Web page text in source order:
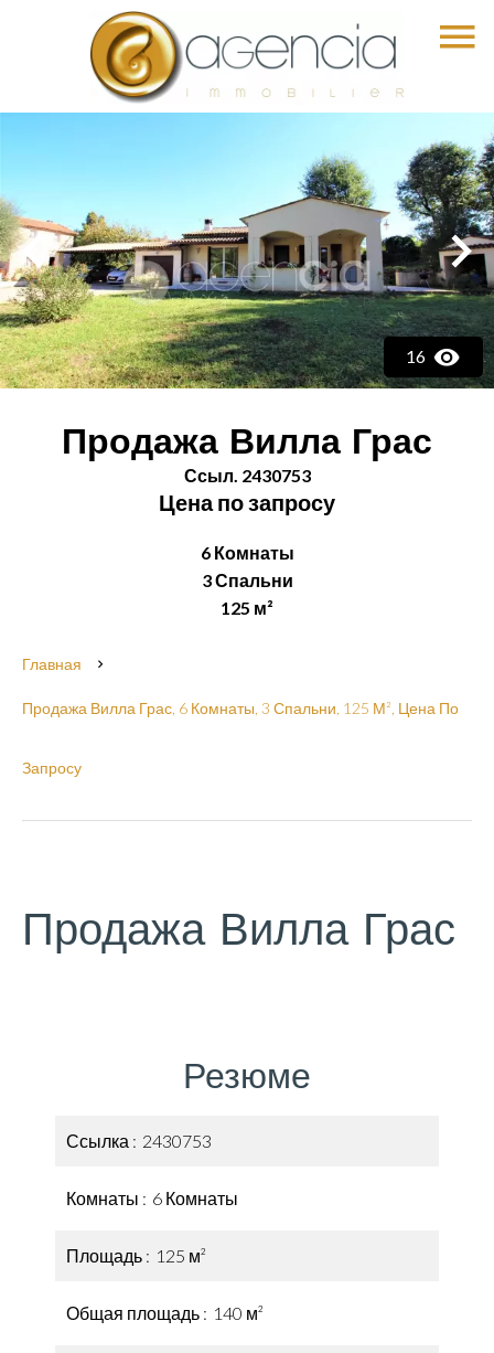
16
Продажа Вилла Грас
Ссыл. 2430753
Цена по запросу
6 Комнаты
3 Спальни
125 м²
Главная
Продажа Вилла Грас, 6 Комнаты, 3 Спальни, 125 М², Цена По
Запросу
Продажа Вилла Грас
Резюме
Ссылка 2430753
Комнаты 6 Комнаты
Площадь 125 м²
Общая площадь 140 м²